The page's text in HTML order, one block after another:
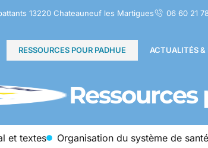
13220 Chateauneuf les Martigues 06 60 21
RESSOURCES POUR PADHUE ACTUALITÉS
Ressources
et textes Organisation du système de santé